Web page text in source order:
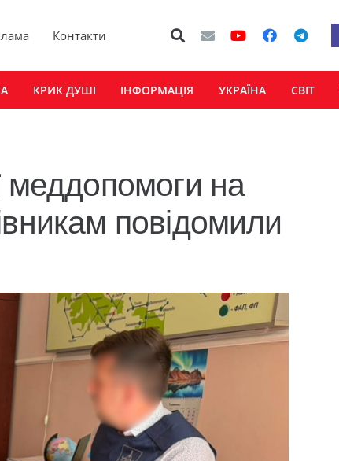
Контакти
КРИК ДУШІ ІНФОРМАЦІЯ УКРАЇНА СВІТ
меддопомоги на
повідомили